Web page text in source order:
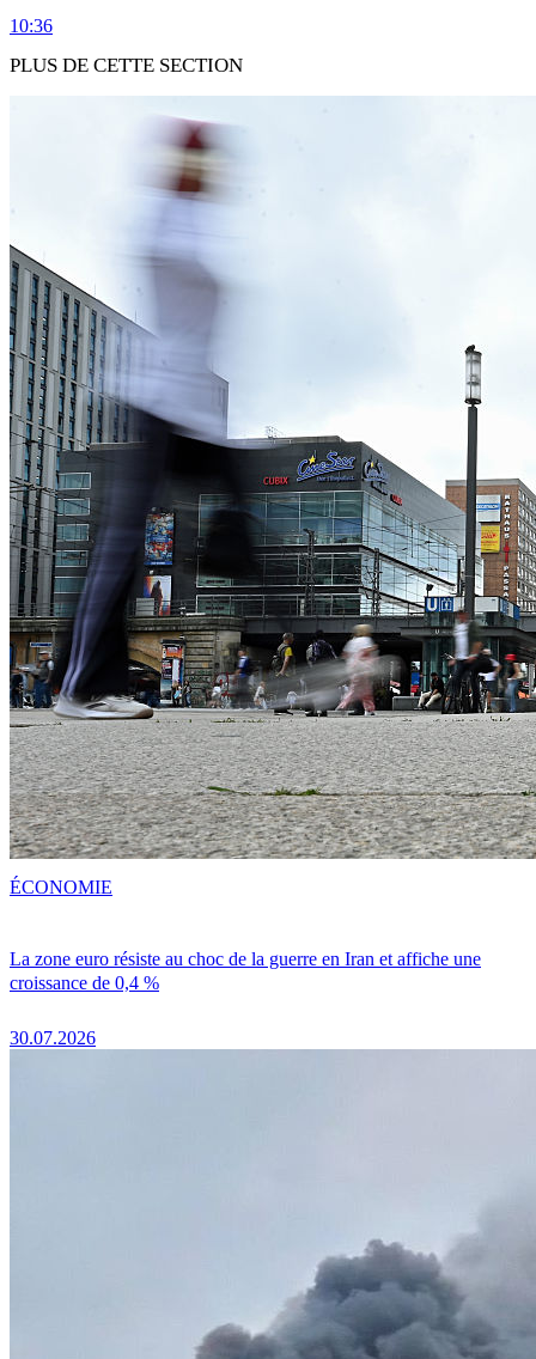
10:36
PLUS DE CETTE SECTION
La zone euro résiste au choc de la guerre en Iran et affiche une
croissance de 0,4 %
30.07.2026
ÉCONOMIE